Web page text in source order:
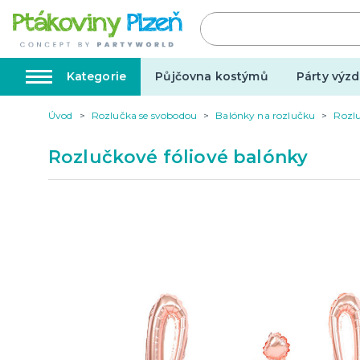
Kategorie Půjčovna kostýmů Párty
Dárky pro muže
Dárky pro ženy
Svatby
Úvod Rozlučka se svobodou Balónky na rozlučku
Rozlučkové fóliové balónky